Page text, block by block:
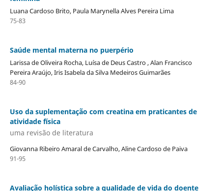
Luana Cardoso Brito, Paula Marynella Alves Pereira Lima
75-83
Saúde mental materna no puerpério
Larissa de Oliveira Rocha, Luísa de Deus Castro , Alan Francisco
Pereira Araújo, Iris Isabela da Silva Medeiros Guimarães
84-90
Uso da suplementação com creatina em praticantes de
atividade física
uma revisão de literatura
Giovanna Ribeiro Amaral de Carvalho, Aline Cardoso de Paiva
91-95
Avaliação holística sobre a qualidade de vida do doente